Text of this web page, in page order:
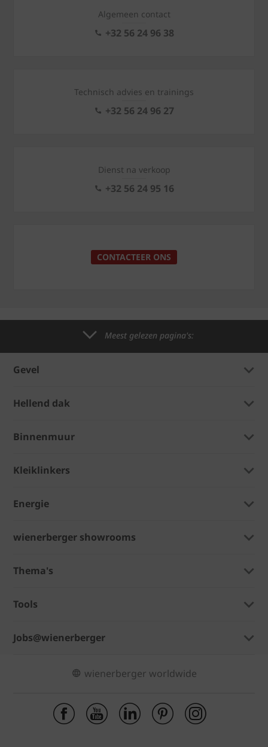
Algemeen contact
+32 56 24 96 38
Technisch advies en trainings
+32 56 24 96 27
Dienst na verkoop
+32 56 24 95 16
CONTACTEER ONS
Meest gelezen pagina's:
Gevel
Hellend dak
Binnenmuur
Kleiklinkers
Energie
wienerberger showrooms
Thema's
Tools
Jobs@wienerberger
wienerberger worldwide